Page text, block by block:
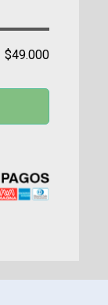
$49.000